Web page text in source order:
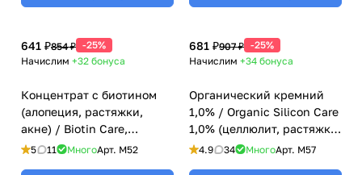
641 ₽854 ₽ -25%
Начислим +32 бонуса
Концентрат с биотином
(алопеция, растяжки,
акне) / Biotin Care,
Kosmoteros (Космотерос),
5 11 МногоАрт. M52
681 ₽907 ₽ -25%
Начислим +34 бонуса
Органический кремний
1,0% / Organic Silicon Care
1,0% (целлюлит, растяжки)
Kosmoteros (Космотерос),
4.9 34 МногоАрт. M57